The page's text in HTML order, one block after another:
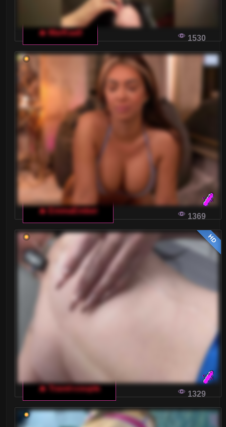
🔥 MarKaa0
1530
🔥 EmmaEmber
1369
HD
🔥 Travel-couple
1329